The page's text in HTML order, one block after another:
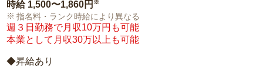
時給 1,500〜1,860円 ※
指名料・ランク時給により異なる
週３日勤務で月収10万円も可能
本業として月収30万以上も可能
◆昇給あり